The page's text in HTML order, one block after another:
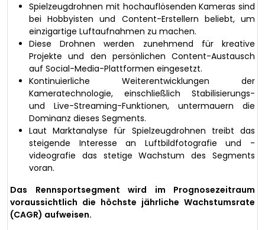
Spielzeugdrohnen mit hochauflösenden Kameras sind
bei Hobbyisten und Content-Erstellern beliebt, um
einzigartige Luftaufnahmen zu machen.
Diese Drohnen werden zunehmend für kreative
Projekte und den persönlichen Content-Austausch
auf Social-Media-Plattformen eingesetzt.
Kontinuierliche Weiterentwicklungen der
Kameratechnologie, einschließlich Stabilisierungs-
und Live-Streaming-Funktionen, untermauern die
Dominanz dieses Segments.
Laut Marktanalyse für Spielzeugdrohnen treibt das
steigende Interesse an Luftbildfotografie und -
videografie das stetige Wachstum des Segments
voran.
Das Rennsportsegment wird im Prognosezeitraum
voraussichtlich die höchste jährliche Wachstumsrate
(CAGR) aufweisen.